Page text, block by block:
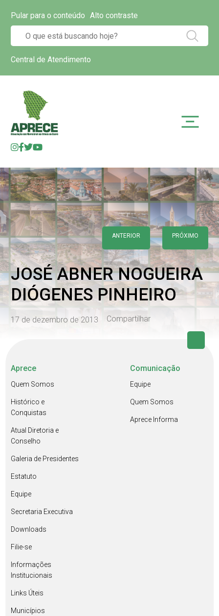
Pular para o conteúdo Alto contraste
Central de Atendimento
ANTERIOR PRÓXIMO
JOSÉ ABNER NOGUEIRA
DIÓGENES PINHEIRO
17 de dezembro de 2013 Compartilhar
Aprece
Quem Somos
Histórico e
Conquistas
Atual Diretoria e
Conselho
Galeria de Presidentes
Estatuto
Equipe
Secretaria Executiva
Downloads
Filie-se
Informações
Institucionais
Links Úteis
Municípios
Comunicação
Equipe
Quem Somos
Aprece Informa